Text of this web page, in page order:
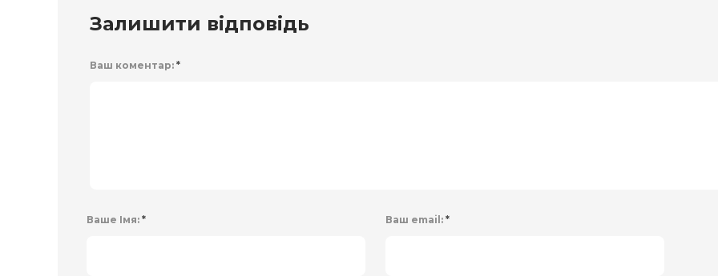
Залишити відповідь
Ваш коментар: *
Ваше Імя: * Ваш email: *